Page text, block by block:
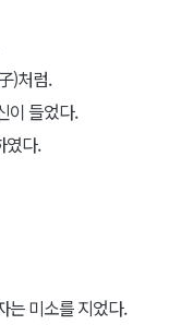
자에 불과했다.
그를 눈여겨보았다.
달랐다.
그의 행동에선 항상
어 그 어떤 망설임도
럼.